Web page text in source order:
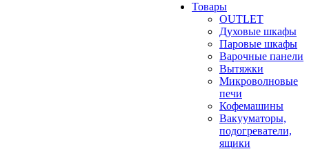
Товары
OUTLET
Духовые шкафы
Паровые шкафы
Варочные панели
Вытяжки
Микроволновые
печи
Кофемашины
Вакууматоры,
подогреватели,
ящики